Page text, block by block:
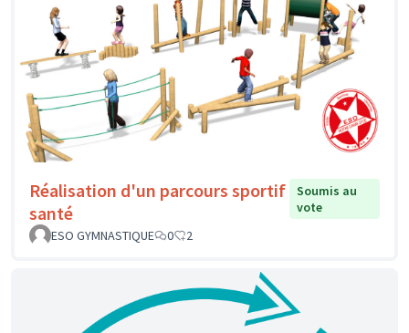
Réalisation d'un parcours sportif
santé
Soumis au
vote
ESO GYMNASTIQUE
0 2